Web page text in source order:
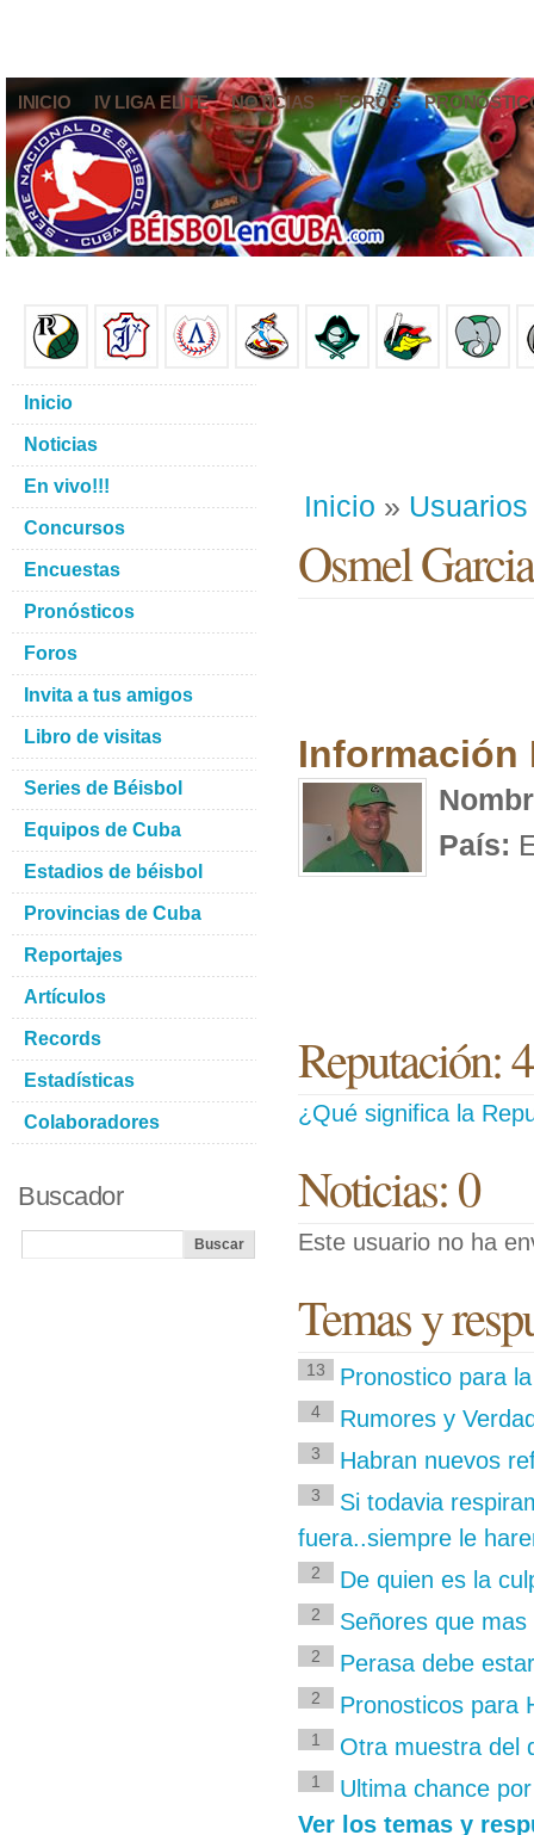
INICIO IV LIGA ELITE NOTICIAS FOROS
Inicio » Usuarios
Osmel
Información
País:
Reputación:
¿Qué significa la
Noticias: 0
Este usuario no ha
Temas y
13 Pronostico para
4 Rumores y
3 Habran nuevos
3
Si todavia
fuera..siempre le
2 De quien es la
2 Señores que
2 Perasa debe
2 Pronosticos para
1 Otra muestra del
1
Ultima chance
Ver los temas y
Inicio
Noticias
En vivo!!!
Concursos
Encuestas
Pronósticos
Foros
Invita a tus amigos
Libro de visitas
Series de Béisbol
Equipos de Cuba
Estadios de béisbol
Provincias de Cuba
Reportajes
Artículos
Records
Estadísticas
Colaboradores
Buscador